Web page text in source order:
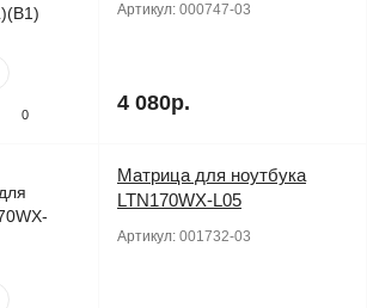
0
Артикул: 000747-03
4 080р.
Матрица для ноутбука
LTN170WX-L05
Артикул: 001732-03